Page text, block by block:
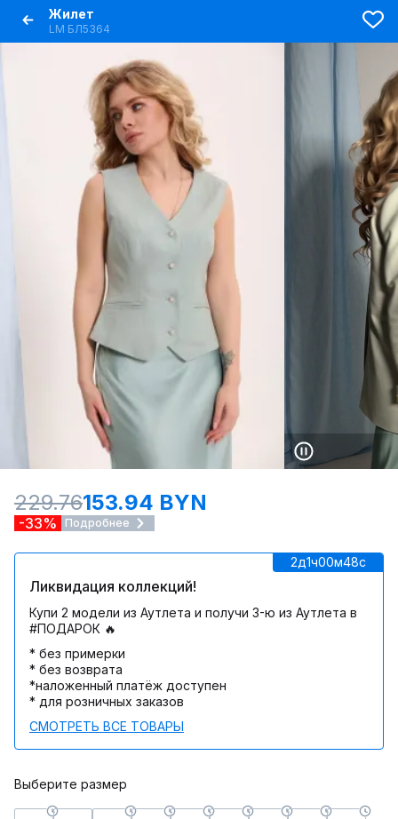
Жилет
LM БЛ5364
229.76153.94 BYN
-33% Подробнее
2д1ч00м48c
Ликвидация коллекций!
Купи 2 модели из Аутлета и получи 3-ю из Аутлета в
#ПОДАРОК 🔥
* без примерки
* без возврата
*наложенный платёж доступен
* для розничных заказов
СМОТРЕТЬ ВСЕ ТОВАРЫ
Выберите размер